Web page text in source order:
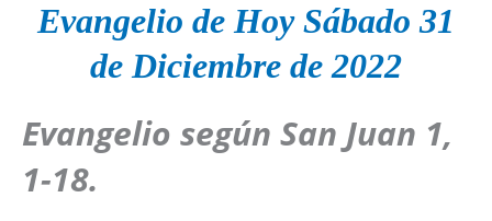
Evangelio de Hoy Sábado 31
de Diciembre de 2022
Evangelio según San Juan 1,
1-18.